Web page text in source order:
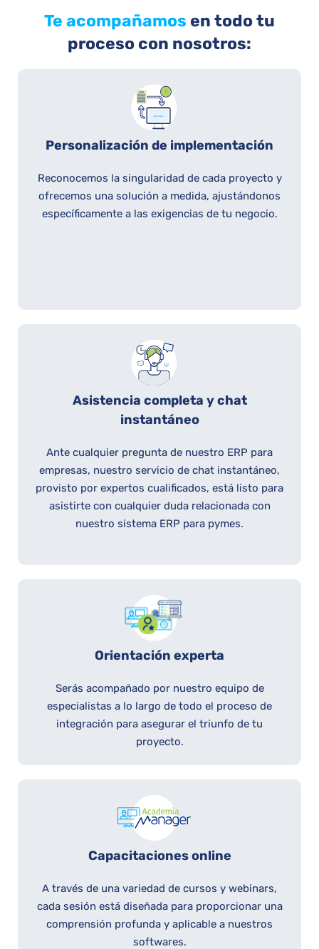
Te acompañamos en todo tu
proceso con nosotros:
Personalización de implementación
Reconocemos la singularidad de cada proyecto y
ofrecemos una solución a medida, ajustándonos
específicamente a las exigencias de tu negocio.
Asistencia completa y chat
instantáneo
Ante cualquier pregunta de nuestro ERP para
empresas, nuestro servicio de chat instantáneo,
provisto por expertos cualificados, está listo para
asistirte con cualquier duda relacionada con
nuestro sistema ERP para pymes.
Orientación experta
Serás acompañado por nuestro equipo de
especialistas a lo largo de todo el proceso de
integración para asegurar el triunfo de tu
proyecto.
Capacitaciones online
A través de una variedad de cursos y webinars,
cada sesión está diseñada para proporcionar una
comprensión profunda y aplicable a nuestros
softwares.